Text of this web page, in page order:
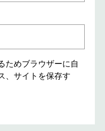
ためブラウザーに自
、サイトを保存す